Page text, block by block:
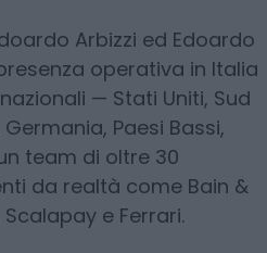
Arbizzi ed Edoardo
operativa in Italia
— Stati Uniti, Sud
Paesi Bassi,
team di oltre 30
da realtà come Bain &
e Ferrari.